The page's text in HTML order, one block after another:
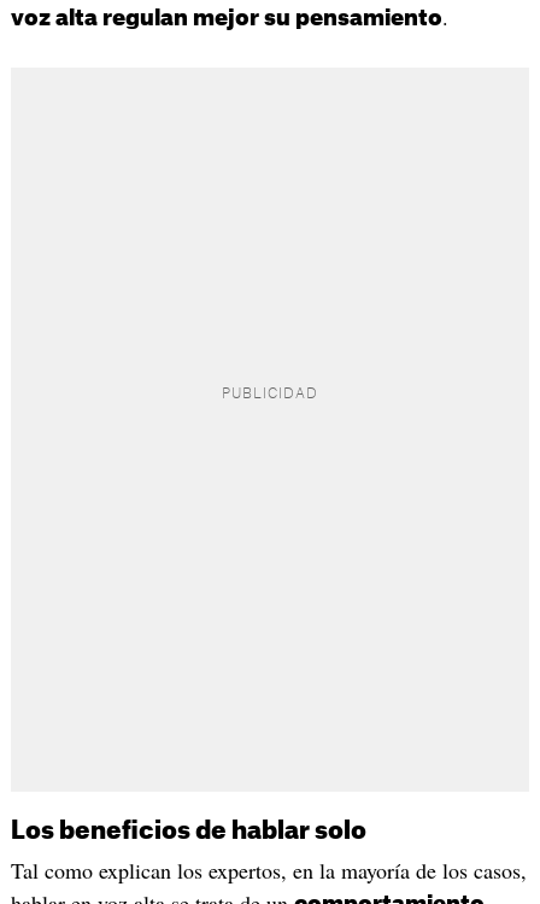
voz alta regulan mejor su pensamiento.
Los beneficios de hablar solo
Tal como explican los expertos, en la mayoría de los casos,